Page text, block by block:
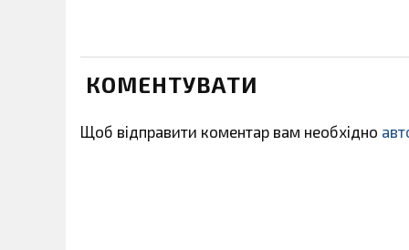
КОМЕНТУВАТИ
Щоб відправити коментар вам необхідно